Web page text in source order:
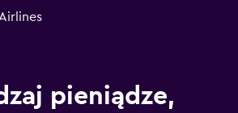
pieniądze,